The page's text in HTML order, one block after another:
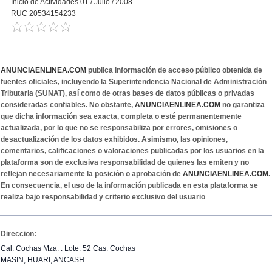
RUC 20534154233
ANUNCIAENLINEA.COM publica información de acceso público obtenida de
fuentes oficiales, incluyendo la Superintendencia Nacional de Administración
Tributaria (SUNAT), así como de otras bases de datos públicas o privadas
consideradas confiables. No obstante, ANUNCIAENLINEA.COM no garantiza
que dicha información sea exacta, completa o esté permanentemente
actualizada, por lo que no se responsabiliza por errores, omisiones o
desactualización de los datos exhibidos. Asimismo, las opiniones,
comentarios, calificaciones o valoraciones publicadas por los usuarios en la
plataforma son de exclusiva responsabilidad de quienes las emiten y no
reflejan necesariamente la posición o aprobación de ANUNCIAENLINEA.COM.
En consecuencia, el uso de la información publicada en esta plataforma se
realiza bajo responsabilidad y criterio exclusivo del usuario
Direccion:
Cal. Cochas Mza. . Lote. 52 Cas. Cochas
MASIN, HUARI, ANCASH